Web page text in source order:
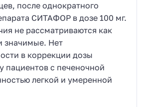
после однократного
СИТАФОР в дозе 100 мг.
не рассматриваются как
значимые. Нет
в коррекции дозы
пациентов с печеночной
легкой и умеренной